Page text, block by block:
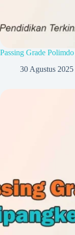
Passing Grade
30 Agustus 2025